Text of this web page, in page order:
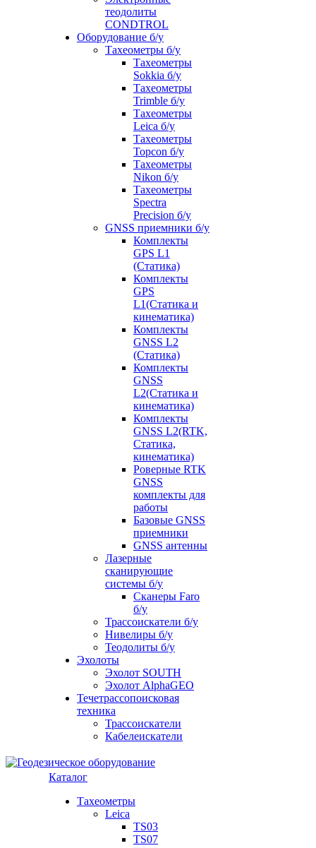
теодолиты
CONDTROL
Оборудование б/у
Тахеометры б/у
Тахеометры
Sokkia б/у
Тахеометры
Trimble б/у
Тахеометры
Leica б/у
Тахеометры
Topcon б/у
Тахеометры
Nikon б/у
Тахеометры
Spectra
Precision б/у
GNSS приемники б/у
Комплекты
GPS L1
(Статика)
Комплекты
GPS
L1(Статика и
кинематика)
Комплекты
GNSS L2
(Статика)
Комплекты
GNSS
L2(Статика и
кинематика)
Комплекты
GNSS L2(RTK,
Статика,
кинематика)
Роверные RTK
GNSS
комплекты для
работы
Базовые GNSS
приемники
GNSS антенны
Лазерные
сканирующие
системы б/у
Сканеры Faro
б/у
Трассоискатели б/у
Нивелиры б/у
Теодолиты б/у
Эхолоты
Эхолот SOUTH
Эхолот AlphaGEO
Течетрассопоисковая
техника
Трассоискатели
Кабелеискатели
Каталог
Тахеометры
Leica
TS03
TS07